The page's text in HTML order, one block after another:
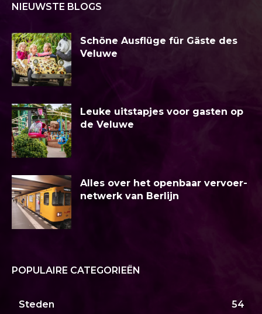
NIEUWSTE BLOGS
Schöne Ausflüge für Gäste des
Veluwe
Leuke uitstapjes voor gasten op
de Veluwe
Alles over het openbaar vervoer-
netwerk van Berlijn
POPULAIRE CATEGORIEËN
Steden 54